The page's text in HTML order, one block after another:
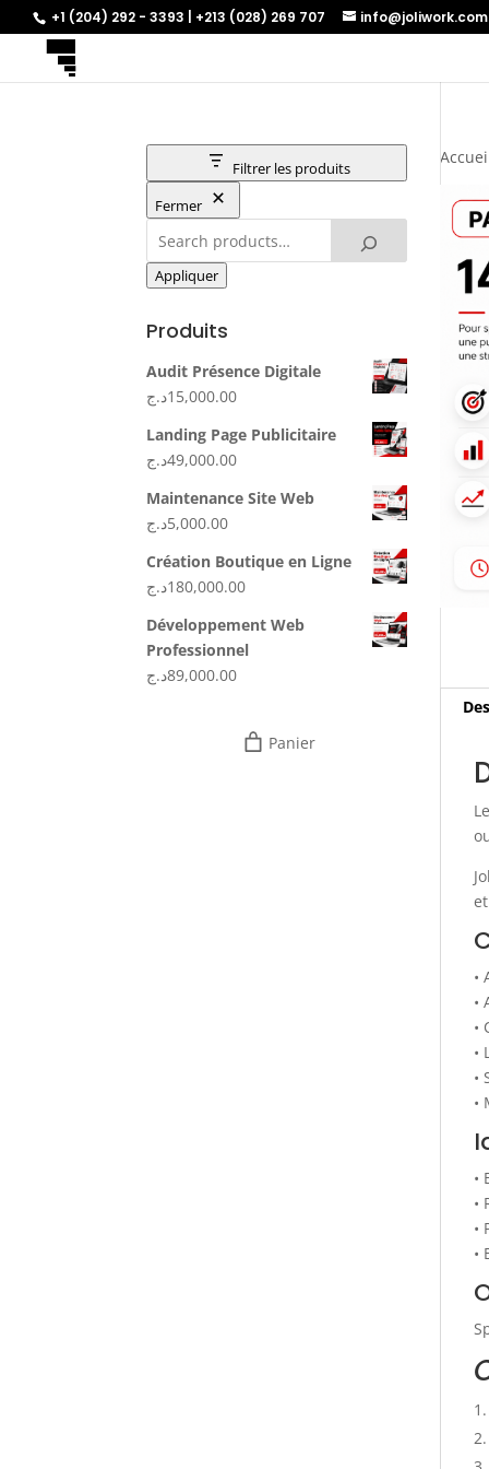
+1 (204) 292 - 3393 | +213 (028) 269 707 info@joliwork.com
•
•
•
•
•
•
•
•
•
•
Filtrer les produits
Fermer
Appliquer
Produits
Audit Présence Digitale
15,000.00د.ج
Landing Page Publicitaire
49,000.00د.ج
Maintenance Site Web
5,000.00د.ج
Création Boutique en Ligne
180,000.00د.ج
Développement Web
Professionnel
89,000.00د.ج
Panier